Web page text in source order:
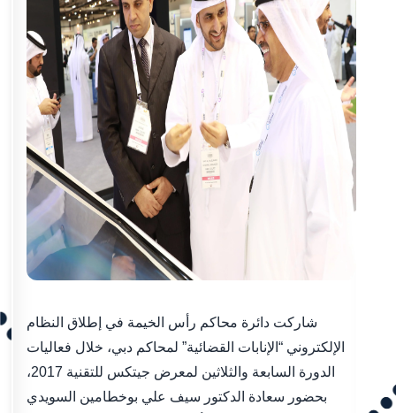
شاركت دائرة محاكم رأس الخيمة في إطلاق النظام
الإلكتروني “الإنابات القضائية” لمحاكم دبي، خلال فعاليات
الدورة السابعة والثلاثين لمعرض جيتكس للتقنية 2017،
بحضور سعادة الدكتور سيف علي بوخطامين السويدي